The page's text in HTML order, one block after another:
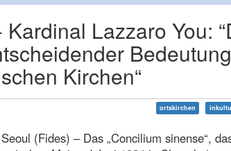
Lazzaro You:
Kirchen“
ortskirchen
Seoul (Fides) – Das „Concilium sinense“,